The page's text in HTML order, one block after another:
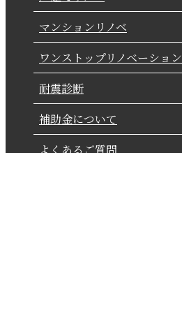
マンションリノベ
ワンストップリノベーション
耐震診断
補助金について
よくあるご質問